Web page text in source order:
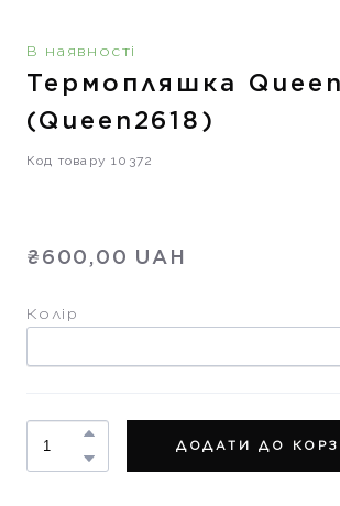
В наявності
Термопляшка Queen
(Queen2618)
Код товару 10372
₴600,00 UAH
Колір
ДОДАТИ ДО